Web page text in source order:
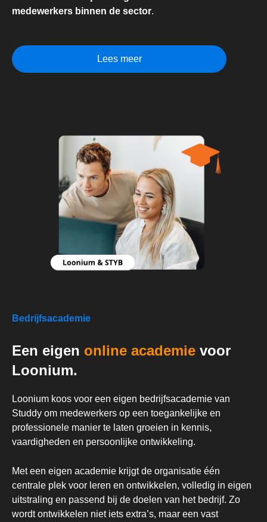
medewerkers binnen de sector.
Lees meer
Bedrijfsacademie
Een eigen online academie voor
Loonium.
Loonium koos voor een eigen bedrijfsacademie van
Studdy om medewerkers op een toegankelijke en
professionele manier te laten groeien in kennis,
vaardigheden en persoonlijke ontwikkeling.
Met een eigen academie krijgt de organisatie één
centrale plek voor leren en ontwikkelen, volledig in eigen
uitstraling en passend bij de doelen van het bedrijf. Zo
wordt ontwikkelen niet iets extra’s, maar een vast